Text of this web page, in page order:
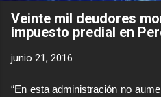
Veinte mil deudores
impuesto predial en
junio 21, 2016
“En esta administración no